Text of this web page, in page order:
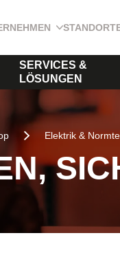
SERVICES &
LÖSUNGEN
Elektrik &